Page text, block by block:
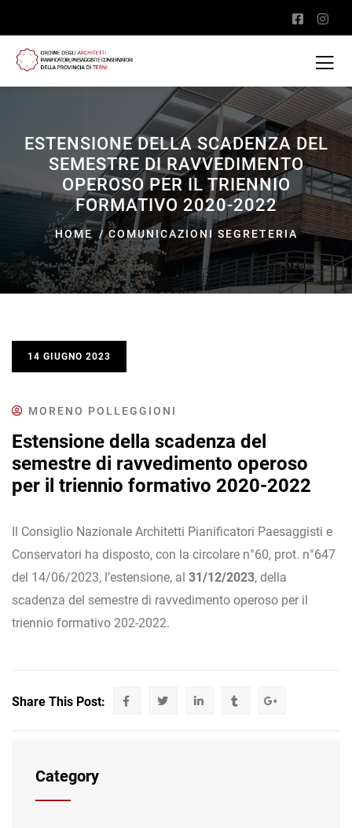
ESTENSIONE DELLA SCADENZA DEL
SEMESTRE DI RAVVEDIMENTO
OPEROSO PER IL TRIENNIO
FORMATIVO 2020-2022
HOME COMUNICAZIONI SEGRETERIA
14 GIUGNO 2023
MORENO POLLEGGIONI
Estensione della scadenza del
semestre di ravvedimento operoso
per il triennio formativo 2020-2022
Il Consiglio Nazionale Architetti Pianificatori Paesaggisti e
Conservatori ha disposto, con la circolare n°60, prot. n°647
del 14/06/2023, l’estensione, al 31/12/2023, della
scadenza del semestre di ravvedimento operoso per il
triennio formativo 202-2022.
Share This Post:
Category